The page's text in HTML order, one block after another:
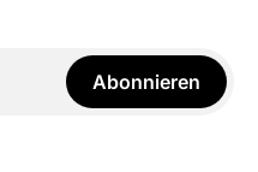
Abonnieren